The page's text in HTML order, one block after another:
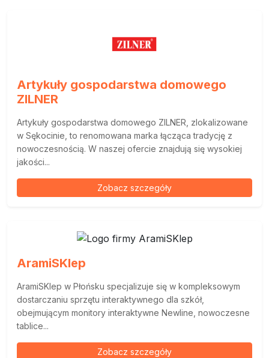
Artykuły gospodarstwa domowego
ZILNER
Artykuły gospodarstwa domowego ZILNER, zlokalizowane
w Sękocinie, to renomowana marka łącząca tradycję z
nowoczesnością. W naszej ofercie znajdują się wysokiej
jakości...
Zobacz szczegóły
AramiSKlep
AramiSKlep w Płońsku specjalizuje się w kompleksowym
dostarczaniu sprzętu interaktywnego dla szkół,
obejmującym monitory interaktywne Newline, nowoczesne
tablice...
Zobacz szczegóły